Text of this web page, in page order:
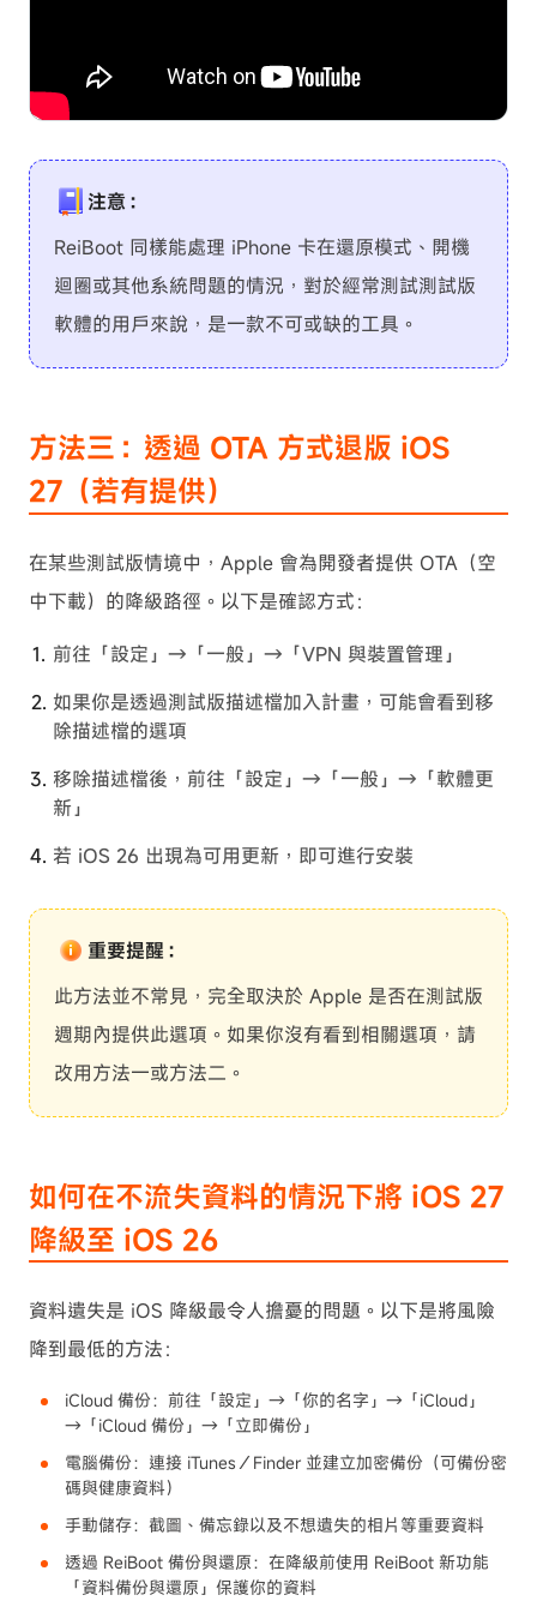
注意：
ReiBoot 同樣能處理 iPhone 卡在還原模式、開機
迴圈或其他系統問題的情況，對於經常測試測試版
軟體的用戶來說，是一款不可或缺的工具。
方法三：透過 OTA 方式退版 iOS
27（若有提供）
在某些測試版情境中，Apple 會為開發者提供 OTA（空
中下載）的降級路徑。以下是確認方式：
前往「設定」→「一般」→「VPN 與裝置管理」
如果你是透過測試版描述檔加入計畫，可能會看到移
除描述檔的選項
移除描述檔後，前往「設定」→「一般」→「軟體更
新」
若 iOS 26 出現為可用更新，即可進行安裝
重要提醒：
此方法並不常見，完全取決於 Apple 是否在測試版
週期內提供此選項。如果你沒有看到相關選項，請
改用方法一或方法二。
如何在不流失資料的情況下將 iOS 27
降級至 iOS 26
資料遺失是 iOS 降級最令人擔憂的問題。以下是將風險
降到最低的方法：
iCloud 備份：前往「設定」→「你的名字」→「iCloud」
→「iCloud 備份」→「立即備份」
電腦備份：連接 iTunes／Finder 並建立加密備份（可備份密
碼與健康資料）
手動儲存：截圖、備忘錄以及不想遺失的相片等重要資料
透過 ReiBoot 備份與還原：在降級前使用 ReiBoot 新功能
「資料備份與還原」保護你的資料